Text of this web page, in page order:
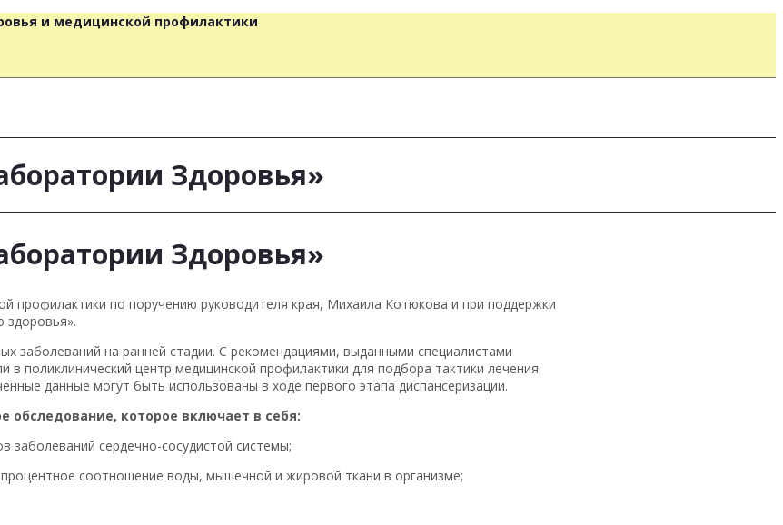
и медицинской профилактики
Здоровья»
Здоровья»
профилактики по поручению руководителя края, Михаила Котюкова и при поддержки
здоровья».
заболеваний на ранней стадии. С рекомендациями, выданными специалистами
поликлинический центр медицинской профилактики для подбора тактики лечения
данные могут быть использованы в ходе первого этапа диспансеризации.
которое включает в себя:
заболеваний сердечно-сосудистой системы;
соотношение воды, мышечной и жировой ткани в организме;